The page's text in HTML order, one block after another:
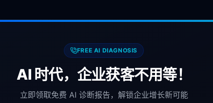
FREE AI DIAGNOSIS
AI 时代，企业获客不用等！
立即领取免费 AI 诊断报告，解锁企业增长新可能